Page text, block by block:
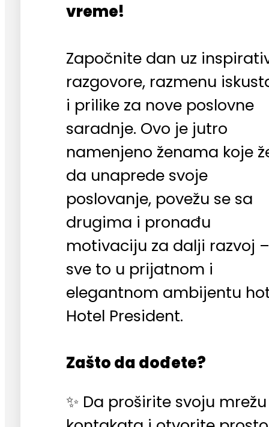
vreme!
Započnite dan uz
razgovore, razmenu
i prilike za nove poslovne
saradnje. Ovo je jutro
namenjeno ženama koje
da unaprede svoje
poslovanje, povežu se sa
drugima i pronađu
motivaciju za dalji razvoj
sve to u prijatnom i
elegantnom ambijentu
Hotel President.
Zašto da dođete?
✨ Da proširite svoju mrežu